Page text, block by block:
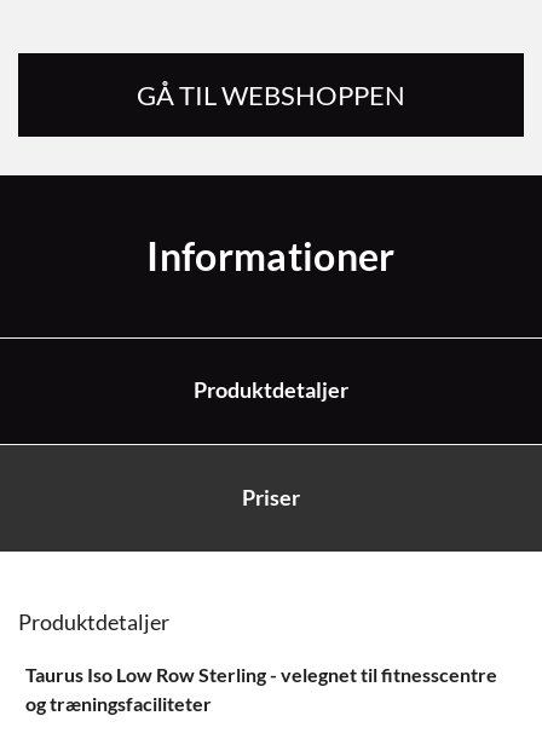
GÅ TIL WEBSHOPPEN
Informationer
Produktdetaljer
Priser
Produktdetaljer
Taurus Iso Low Row Sterling - velegnet til fitnesscentre
og træningsfaciliteter